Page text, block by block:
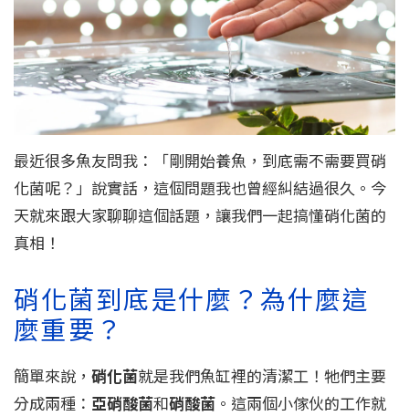
最近很多魚友問我：「剛開始養魚，到底需不需要買硝
化菌呢？」說實話，這個問題我也曾經糾結過很久。今
天就來跟大家聊聊這個話題，讓我們一起搞懂硝化菌的
真相！
硝化菌到底是什麼？為什麼這
麼重要？
簡單來說， 硝化菌就是我們魚缸裡的清潔工！牠們主要
分成兩種： 亞硝酸菌和硝酸菌 。這兩個小傢伙的工作就